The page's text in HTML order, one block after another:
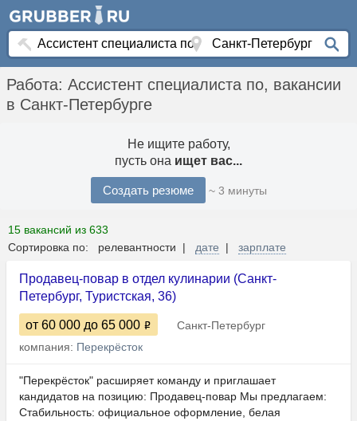
Работа: Ассистент специалиста по, вакансии
в Санкт-Петербурге
Не ищите работу,
пусть она ищет вас...
Создать резюме ~ 3 минуты
15 вакансий из 633
Сортировка по: релевантности | дате | зарплате
Продавец-повар в отдел кулинарии (Санкт-
Петербург, Туристская, 36)
от 60 000 до 65 000
Санкт-Петербург
компания: Перекрёсток
"Перекрёсток" расширяет команду и приглашает
кандидатов на позицию: Продавец-повар Мы предлагаем:
Стабильность: официальное оформление, белая